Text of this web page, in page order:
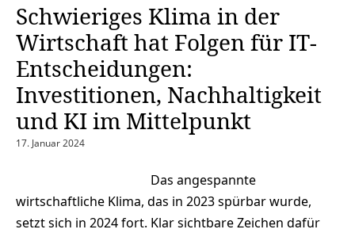
Schwieriges Klima in der
Wirtschaft hat Folgen für IT-
Entscheidungen:
Investitionen, Nachhaltigkeit
und KI im Mittelpunkt
17. Januar 2024
Das angespannte
wirtschaftliche Klima, das in 2023 spürbar wurde,
setzt sich in 2024 fort. Klar sichtbare Zeichen dafür